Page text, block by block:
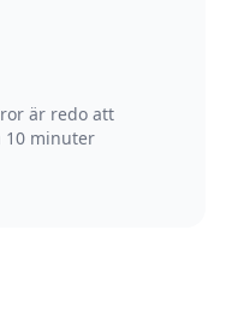
är redo att
10 minuter